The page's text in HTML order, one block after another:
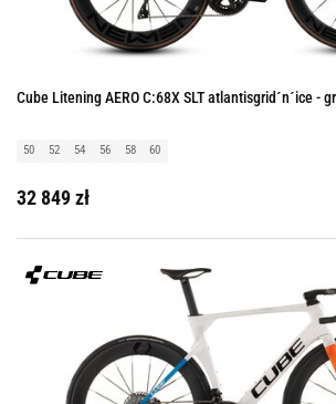
Cube Litening AERO C:68X SLT atlantisgrid´n´ice -
50 52 54 56 58 60
32 849 zł